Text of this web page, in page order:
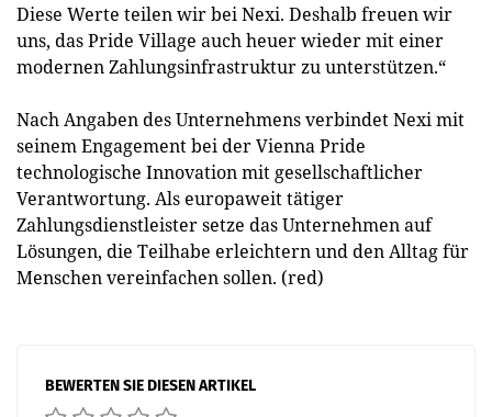
Diese Werte teilen wir bei Nexi. Deshalb freuen wir
uns, das Pride Village auch heuer wieder mit einer
modernen Zahlungsinfrastruktur zu unterstützen.“
Nach Angaben des Unternehmens verbindet Nexi mit
seinem Engagement bei der Vienna Pride
technologische Innovation mit gesellschaftlicher
Verantwortung. Als europaweit tätiger
Zahlungsdienstleister setze das Unternehmen auf
Lösungen, die Teilhabe erleichtern und den Alltag für
Menschen vereinfachen sollen. (red)
BEWERTEN SIE DIESEN ARTIKEL